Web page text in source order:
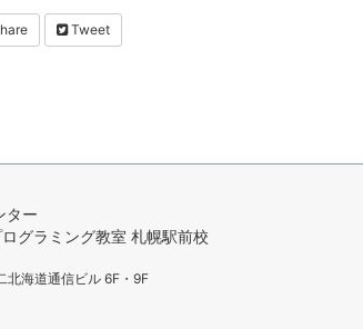
Tweet
ター
グラミング教室 札幌駅前校
北海道通信ビル 6F・9F